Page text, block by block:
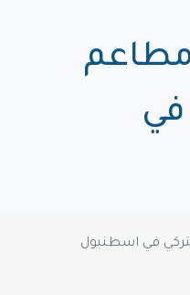
من مطاعم
في